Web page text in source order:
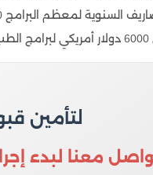
لتأمين
معنا لبدء